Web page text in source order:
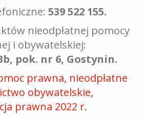
539 522 155.
nieodpłatnej pomocy
i obywatelskiej:
pok. nr 6, Gostynin.
prawna, nieodpłatne
obywatelskie,
prawna 2022 r.